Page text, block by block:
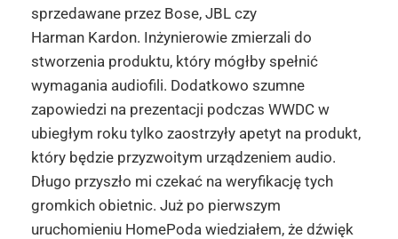
sprzedawane przez Bose, JBL czy
Harman Kardon. Inżynierowie zmierzali do
stworzenia produktu, który mógłby spełnić
wymagania audiofili. Dodatkowo szumne
zapowiedzi na prezentacji podczas WWDC w
ubiegłym roku tylko zaostrzyły apetyt na produkt,
który będzie przyzwoitym urządzeniem audio.
Długo przyszło mi czekać na weryfikację tych
gromkich obietnic. Już po pierwszym
uruchomieniu HomePoda wiedziałem, że dźwięk